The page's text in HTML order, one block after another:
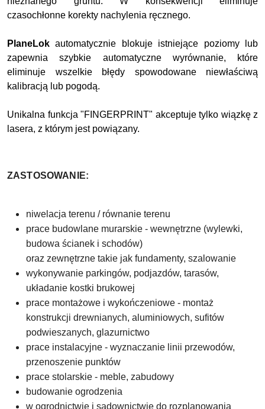
czasochłonne korekty nachylenia ręcznego.
PlaneLokautomatycznie blokuje istniejące poziomy lub
zapewnia szybkie automatyczne wyrównanie, które
eliminuje wszelkie błędy spowodowane niewłaściwą
kalibracją lub pogodą.
Unikalna funkcja "FINGERPRINT" akceptuje tylko wiązkę z
lasera, z którym jest powiązany.
ZASTOSOWANIE:
niwelacja terenu / równanie terenu
prace budowlane murarskie - wewnętrzne (wylewki,
budowa ścianek i schodów)
oraz zewnętrzne takie jak fundamenty, szalowanie
wykonywanie parkingów, podjazdów, tarasów,
układanie kostki brukowej
prace montażowe i wykończeniowe - montaż
konstrukcji drewnianych, aluminiowych, sufitów
podwieszanych, glazurnictwo
prace instalacyjne - wyznaczanie linii przewodów,
przenoszenie punktów
prace stolarskie - meble, zabudowy
budowanie ogrodzenia
w ogrodnictwie i sadownictwie do rozplanowania